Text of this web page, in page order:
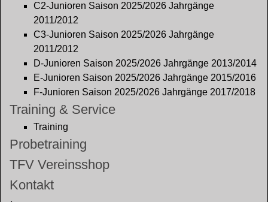
C2-Junioren Saison 2025/2026 Jahrgänge
2011/2012
C3-Junioren Saison 2025/2026 Jahrgänge
2011/2012
D-Junioren Saison 2025/2026 Jahrgänge 2013/2014
E-Junioren Saison 2025/2026 Jahrgänge 2015/2016
F-Junioren Saison 2025/2026 Jahrgänge 2017/2018
Training & Service
Training
Probetraining
TFV Vereinsshop
Kontakt